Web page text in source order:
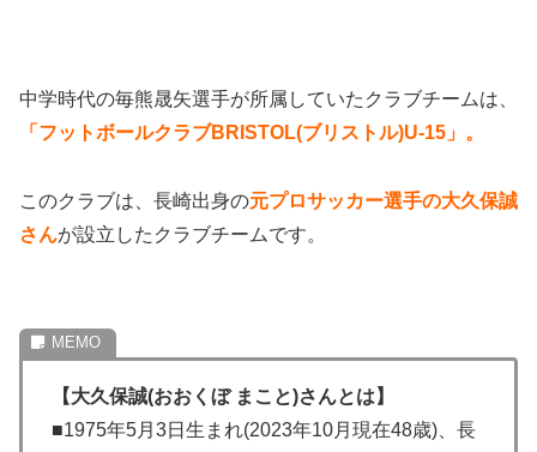
中学時代の毎熊晟矢選手が所属していたクラブチームは、
「フットボールクラブBRISTOL(ブリストル)U-15」。
このクラブは、長崎出身の元プロサッカー選手の大久保誠
さんが設立したクラブチームです。
【大久保誠(おおくぼ まこと)さんとは】
■1975年5月3日生まれ(2023年10月現在48歳)、長